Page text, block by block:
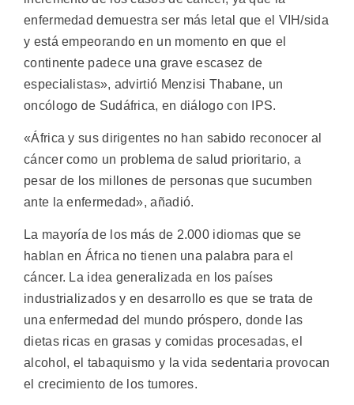
enfermedad demuestra ser más letal que el VIH/sida
y está empeorando en un momento en que el
continente padece una grave escasez de
especialistas», advirtió Menzisi Thabane, un
oncólogo de Sudáfrica, en diálogo con IPS.
«África y sus dirigentes no han sabido reconocer al
cáncer como un problema de salud prioritario, a
pesar de los millones de personas que sucumben
ante la enfermedad», añadió.
La mayoría de los más de 2.000 idiomas que se
hablan en África no tienen una palabra para el
cáncer. La idea generalizada en los países
industrializados y en desarrollo es que se trata de
una enfermedad del mundo próspero, donde las
dietas ricas en grasas y comidas procesadas, el
alcohol, el tabaquismo y la vida sedentaria provocan
el crecimiento de los tumores.